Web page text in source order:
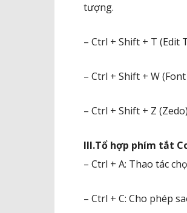
tượng.
– Ctrl + Shift + T (Edit
– Ctrl + Shift + W
– Ctrl + Shift + Z
III.Tổ hợp phím tắt
– Ctrl + A: Thao tác
– Ctrl + C: Cho phép